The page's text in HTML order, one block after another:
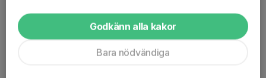
Andreas Törnqvist
Ledamot Sport övrig
Mobil visas bara för inloggade
Godkänn alla kakor
Bara nödvändiga